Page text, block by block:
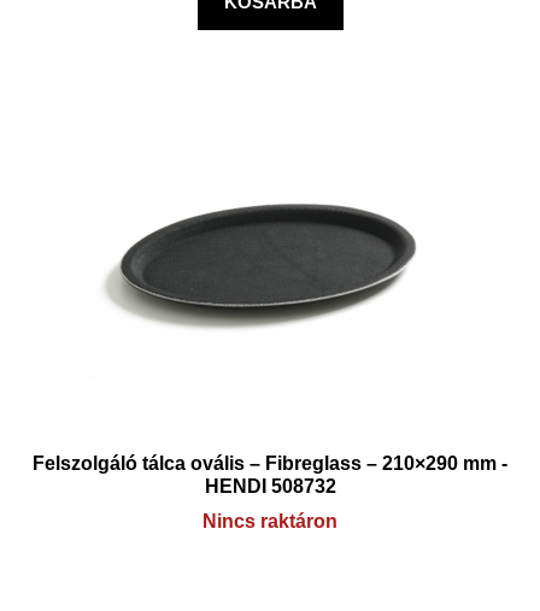
Felszolgáló tálca ovális – Fibreglass – 210×290 mm -
HENDI 508732
Nincs raktáron